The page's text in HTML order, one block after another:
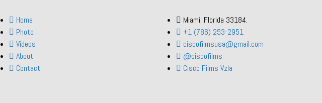
Home
Photo
Videos
About
Contact
Miami, Florida 33184.
+1 (786) 253-2951
ciscofilmsusa@gmail.com
@ciscofilms
Cisco Films Vzla